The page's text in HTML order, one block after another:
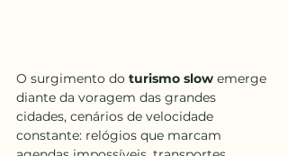
O surgimento do turismo slow emerge
diante da voragem das grandes
cidades, cenários de velocidade
constante: relógios que marcam